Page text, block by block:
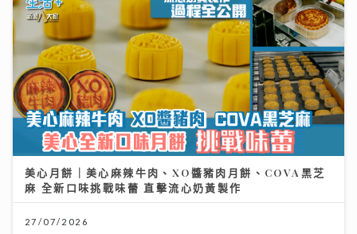
美心月餅｜美心麻辣牛肉、XO醬豬肉月餅、COVA黑芝
麻 全新口味挑戰味蕾 直擊流心奶黃製作
27/07/2026